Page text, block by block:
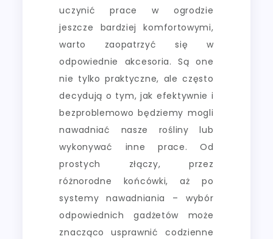
uczynić prace w ogrodzie
jeszcze bardziej komfortowymi,
warto zaopatrzyć się w
odpowiednie akcesoria. Są one
nie tylko praktyczne, ale często
decydują o tym, jak efektywnie i
bezproblemowo będziemy mogli
nawadniać nasze rośliny lub
wykonywać inne prace. Od
prostych złączy, przez
różnorodne końcówki, aż po
systemy nawadniania – wybór
odpowiednich gadżetów może
znacząco usprawnić codzienne